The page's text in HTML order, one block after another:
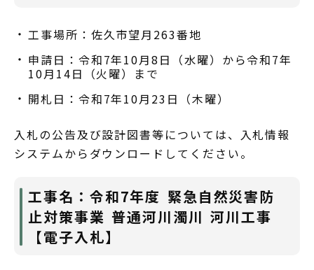
工事場所：佐久市望月263番地
申請日：令和7年10月8日（水曜）から令和7年
10月14日（火曜）まで
開札日：令和7年10月23日（木曜）
入札の公告及び設計図書等については、入札情報
システムからダウンロードしてください。
工事名：令和7年度 緊急自然災害防
止対策事業 普通河川濁川 河川工事
【電子入札】